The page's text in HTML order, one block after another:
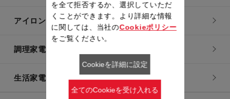
アイロン・衣類スチーマー
調理家電
生活家電
を全て拒否するか、選択していただ
くことができます。より詳細な情報
に関しては、当社のCookieポリシー
をご覧ください。
Cookieを詳細に設定
全てのCookieを受け入れる